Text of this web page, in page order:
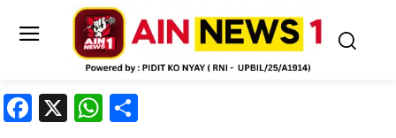
Facebook
X WhatsApp